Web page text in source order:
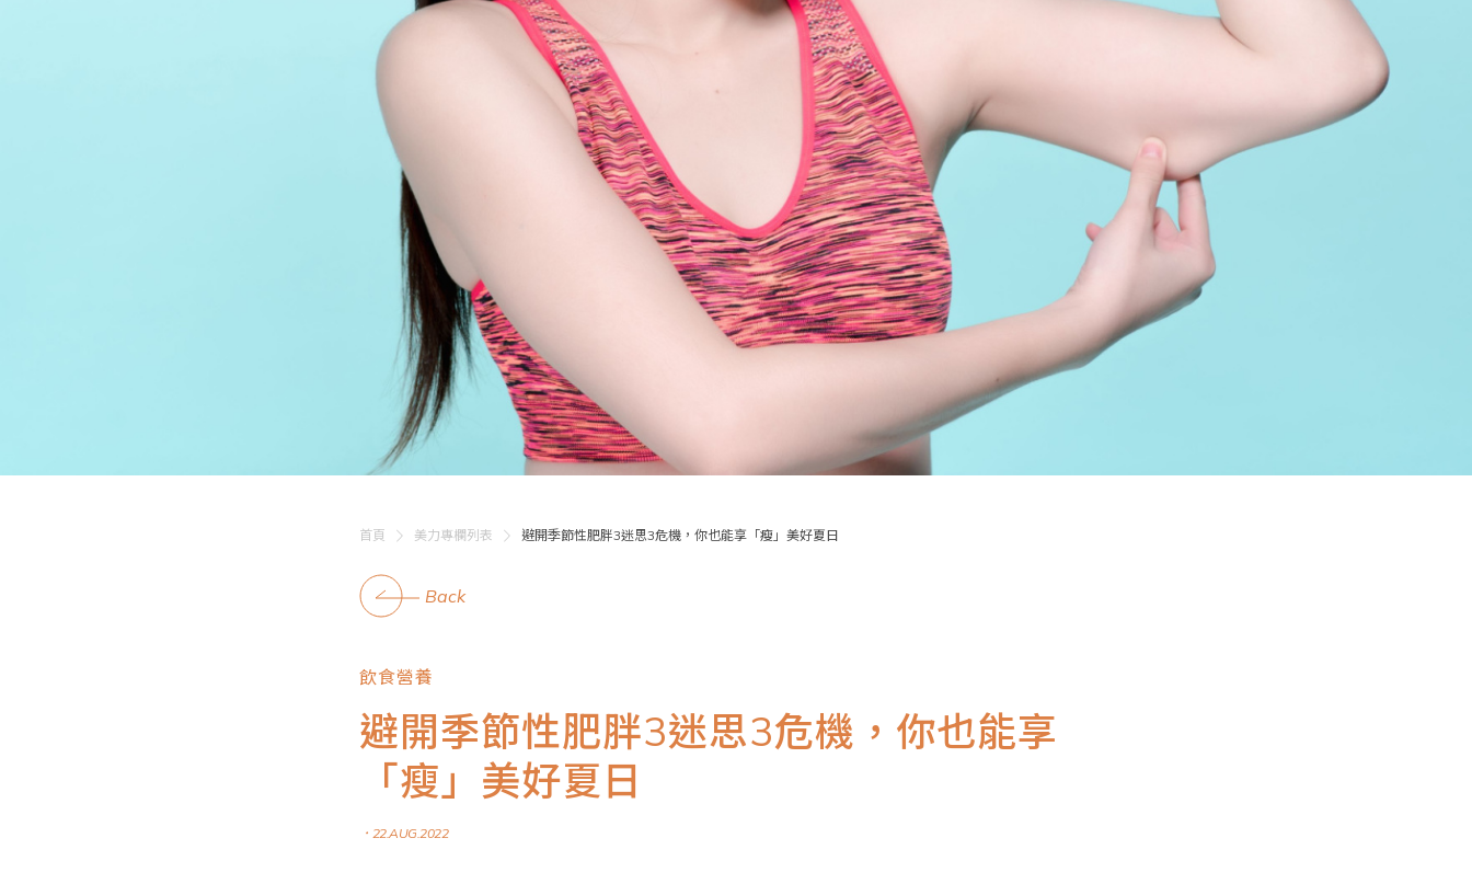
首頁 美力專欄列表 避開季節性肥胖3迷思3危機，你也能享「瘦」美好夏日
Back
飲食營養
避開季節性肥胖3迷思3危機，你也能享
「瘦」美好夏日
．22.AUG.2022